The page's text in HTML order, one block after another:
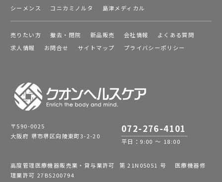
シーメンス
コニカミノルタ 島津メディカル
売りたい方 撤去・閉院 新品販売 会社情報
よくある質問
求人情報
お問合せ サイトマップ プライバシーポリシー
〒590-0025
大阪府 堺市堺区向陵東町3-2-20
072-276-4101
平日：9:00 ～ 18:00
高度管理医療機器販売業・貸与業許可 第 21N05051 号 医療機器修
理業許可 27BS200794